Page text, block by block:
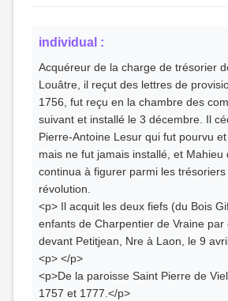
individual :
Acquéreur de la charge de trésorier
Louâtre, il reçut des lettres de
1756, fut reçu en la chambre des
suivant et installé le 3 décembre. Il
Pierre-Antoine Lesur qui fut pourvu
mais ne fut jamais installé, et Mahieu
continua à figurer parmi les trésoriers
révolution.
<p> Il acquit les deux fiefs (du Bois
enfants de Charpentier de Vraine par
devant Petitjean, Nre à Laon, le 9
<p> </p>
<p>De la paroisse Saint Pierre de
1757 et 1777.</p>